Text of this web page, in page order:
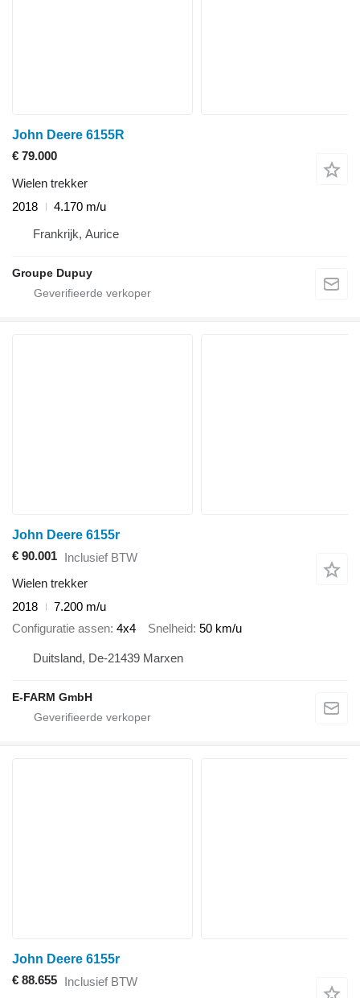
John Deere 6155R
€ 79.000
Wielen trekker
2018
4.170 m/u
Frankrijk, Aurice
Groupe Dupuy
John Deere 6155r
€ 90.001 Inclusief BTW
Wielen trekker
2018
7.200 m/u
Configuratie assen 4x4 Snelheid 50 km/u
Duitsland, De-21439 Marxen
E-FARM GmbH
John Deere 6155r
€ 88.655 Inclusief BTW